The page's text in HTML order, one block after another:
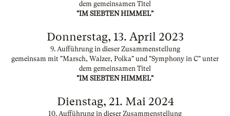
dem gemeinsamen Titel
"IM SIEBTEN HIMMEL"
Donnerstag, 13. April 2023
9. Aufführung in dieser Zusammenstellung
gemeinsam mit "Marsch, Walzer, Polka" und "Symphony in C" unter
dem gemeinsamen Titel
"IM SIEBTEN HIMMEL"
Dienstag, 21. Mai 2024
10. Aufführung in dieser Zusammenstellung